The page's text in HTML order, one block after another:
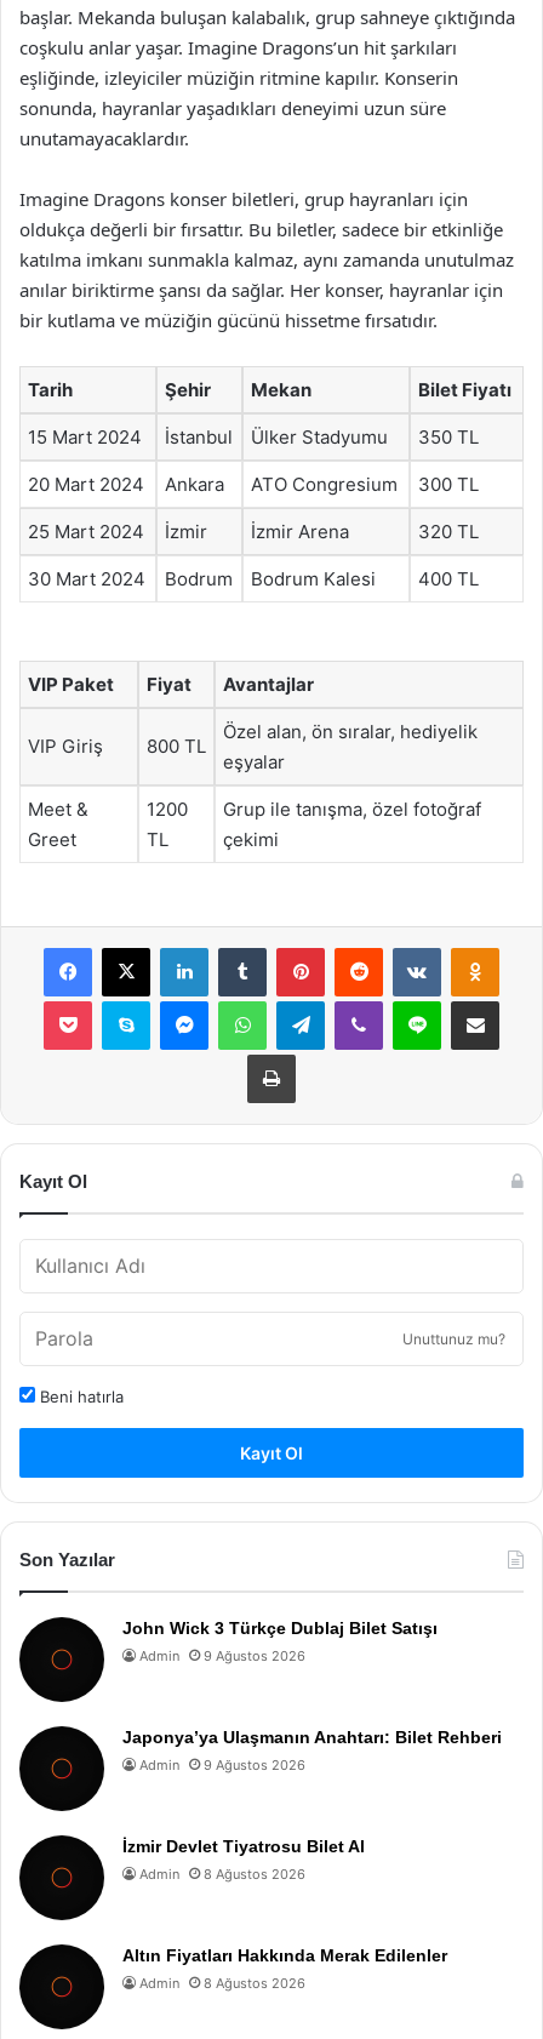
başlar. Mekanda buluşan kalabalık, grup sahneye çıktığında
coşkulu anlar yaşar. Imagine Dragons’un hit şarkıları
eşliğinde, izleyiciler müziğin ritmine kapılır. Konserin
sonunda, hayranlar yaşadıkları deneyimi uzun süre
unutamayacaklardır.
Imagine Dragons konser biletleri, grup hayranları için
oldukça değerli bir fırsattır. Bu biletler, sadece bir etkinliğe
katılma imkanı sunmakla kalmaz, aynı zamanda unutulmaz
anılar biriktirme şansı da sağlar. Her konser, hayranlar için
bir kutlama ve müziğin gücünü hissetme fırsatıdır.
Tarih Şehir Mekan Bilet Fiyatı
15 Mart 2024 İstanbul Ülker Stadyumu 350 TL
20 Mart 2024 Ankara ATO Congresium 300 TL
25 Mart 2024 İzmir İzmir Arena 320 TL
30 Mart 2024 Bodrum Bodrum Kalesi 400 TL
VIP Paket Fiyat Avantajlar
VIP Giriş 800 TL
Özel alan, ön sıralar, hediyelik
eşyalar
Meet &
Greet
1200
TL
Grup ile tanışma, özel fotoğraf
çekimi
Facebook
X LinkedInTumblr PinterestReddit VKontakte
Pocket Skype MessengerWhatsAppTelegramViber Line E-Posta ile
Yazdır
Kayıt Ol
Unuttunuz mu?
Beni hatırla
Kayıt Ol
Son Yazılar
John Wick 3 Türkçe Dublaj Bilet Satışı
Admin 9 Ağustos 2026
Japonya’ya Ulaşmanın Anahtarı: Bilet Rehberi
Admin 9 Ağustos 2026
İzmir Devlet Tiyatrosu Bilet Al
Admin 8 Ağustos 2026
Altın Fiyatları Hakkında Merak Edilenler
Admin 8 Ağustos 2026